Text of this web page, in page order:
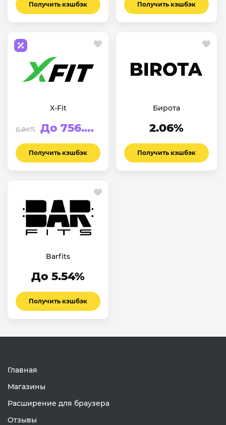
Получить кэшбэк Получить кэшбэк
X-Fit
6.84% До 756.92₽
Получить кэшбэк
Бирота
2.06%
Получить кэшбэк
Barfits
До 5.54%
Получить кэшбэк
Главная
Магазины
Расширение для браузера
Отзывы